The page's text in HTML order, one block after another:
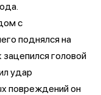
с
поднялся на
головой
удар
повреждений он